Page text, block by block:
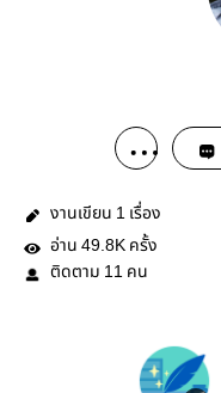
งานเขียน 1 เรื่อง
อ่าน 49.8K ครั้ง
ติดตาม 11 คน